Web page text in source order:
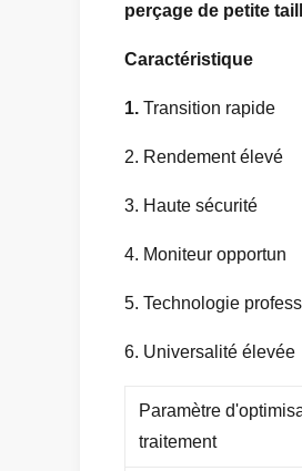
perçage de petite
Caractéristique
1. Transition rapide
2. Rendement élevé
3. Haute sécurité
4. Moniteur opportun
5. Technologie
6. Universalité élevée
Paramètre
traitement